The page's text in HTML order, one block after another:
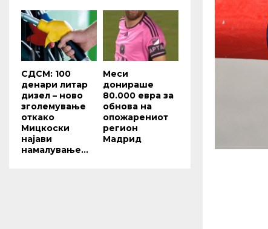
СДСМ: 100
денари литар
дизел – ново
зголемување
откако
Мицкоски
најави
намалување...
Меси
донираше
80.000 евра за
обнова на
опожарениот
регион
Мадрид